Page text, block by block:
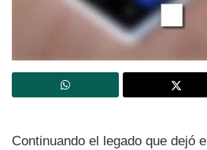
Continuando el legado que dejó el